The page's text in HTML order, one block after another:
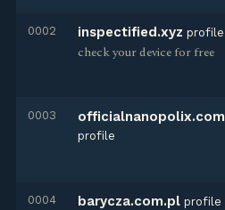
0002 inspectified.xyz profile
check your device for free
0003 officialnanopolix.com
profile
0004 barycza.com.pl profile